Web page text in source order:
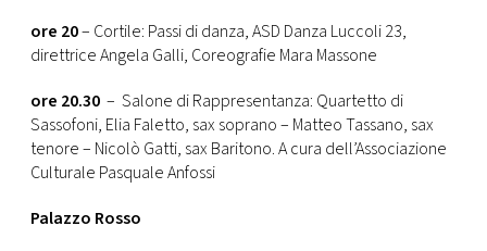
ore 20– Cortile: Passi di danza, ASD Danza Luccoli 23,
direttrice Angela Galli, Coreografie Mara Massone
ore 20.30 – Salone di Rappresentanza: Quartetto di
Sassofoni, Elia Faletto, sax soprano – Matteo Tassano, sax
tenore – Nicolò Gatti, sax Baritono. A cura dell’Associazione
Culturale Pasquale Anfossi
Palazzo Rosso